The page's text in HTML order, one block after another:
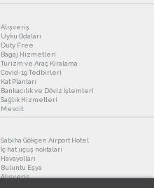
Alışveriş
Uyku Odaları
Duty Free
Bagaj Hizmetleri
Turizm ve Araç Kiralama
Covid-19 Tedbirleri
Kat Planları
Bankacılık ve Döviz İşlemleri
Sağlık Hizmetleri
Mescit
Sabiha Gökçen Airport Hotel
İç hat uçuş noktaları
Havayolları
Buluntu Eşya
Alışveriş